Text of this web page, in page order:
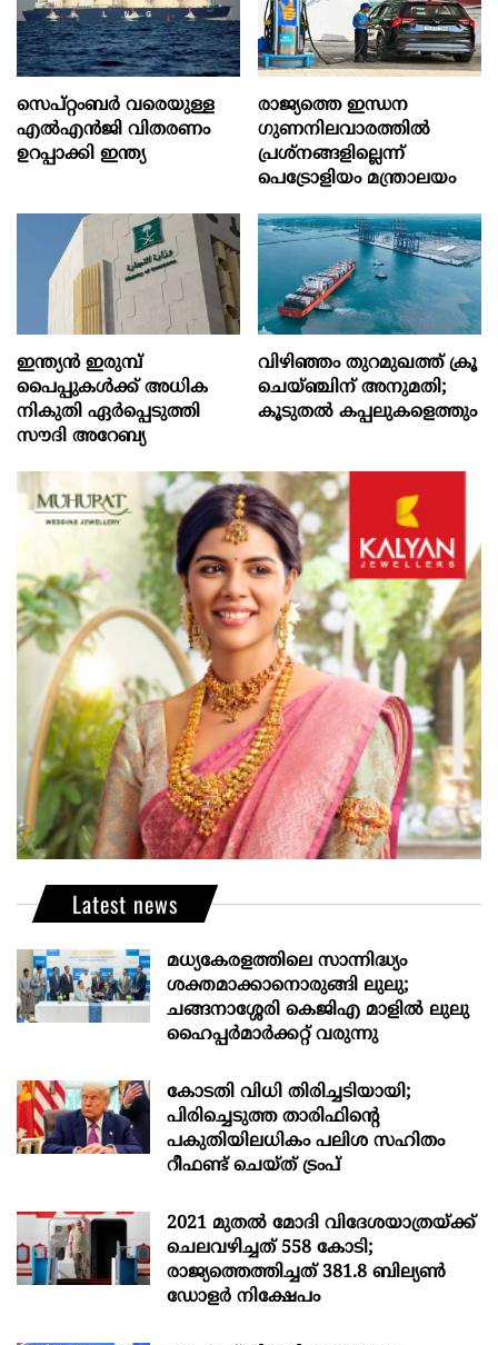
സെപ്റ്റംബർ വരെയുള്ള
എൽഎൻജി വിതരണം
ഉറപ്പാക്കി ഇന്ത്യ
രാജ്യത്തെ ഇന്ധന
ഗുണനിലവാരത്തില്‍
പ്രശ്‌നങ്ങളില്ലെന്ന്
പെട്രോളിയം മന്ത്രാലയം
ഇന്ത്യൻ ഇരുമ്പ്
പൈപ്പുകൾക്ക് അധിക
നികുതി ഏർപ്പെടുത്തി
സൗദി അറേബ്യ
വിഴിഞ്ഞം തുറമുഖത്ത് ക്രൂ
ചെയ്ഞ്ചിന് അനുമതി;
കൂടുതൽ കപ്പലുകളെത്തും
Latest news
മധ്യകേരളത്തിലെ സാന്നിദ്ധ്യം
ശക്തമാക്കാനൊരുങ്ങി ലുലു;
ചങ്ങനാശ്ശേരി കെജിഎ മാളിൽ ലുലു
ഹൈപ്പർമാർക്കറ്റ് വരുന്നു
കോടതി വിധി തിരിച്ചടിയായി;
പിരിച്ചെടുത്ത താരിഫിന്‍റെ
പകുതിയിലധികം പലിശ സഹിതം
റീഫണ്ട് ചെയ്ത് ട്രംപ്
2021 മുതൽ മോദി വിദേശയാത്രയ്ക്ക്
ചെലവഴിച്ചത് 558 കോടി;
രാജ്യത്തെത്തിച്ചത് 381.8 ബില്യൺ
ഡോളർ നിക്ഷേപം